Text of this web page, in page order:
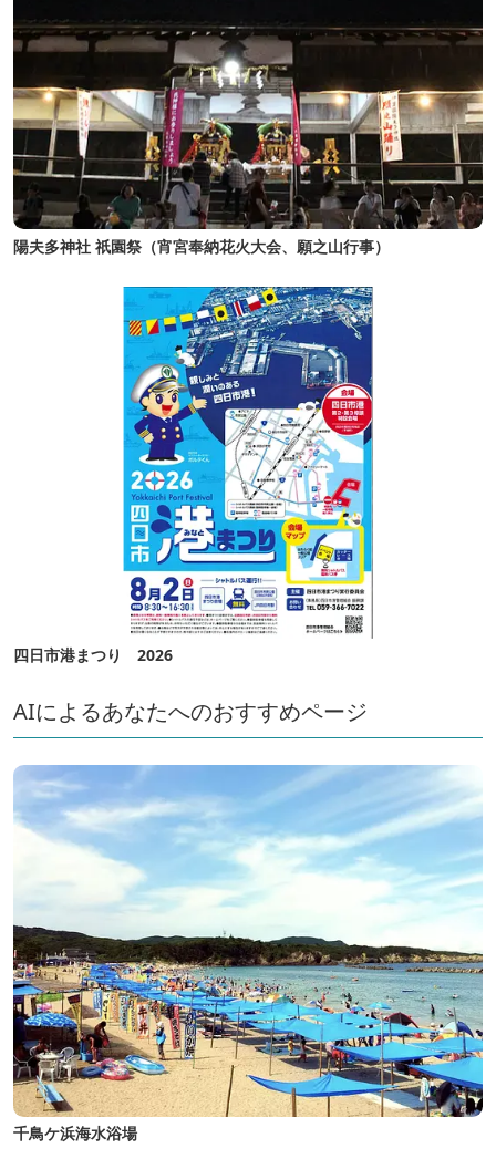
陽夫多神社 祇園祭（宵宮奉納花火大会、願之山行事）
四日市港まつり 2026
AIによるあなたへのおすすめページ
千鳥ケ浜海水浴場